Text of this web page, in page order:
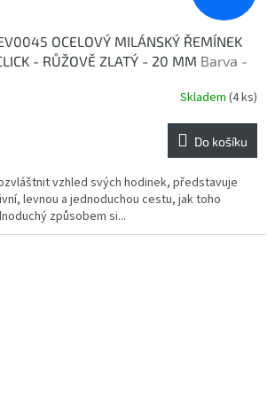
OCELOVÝ MILÁNSKÝ ŘEMÍNEK
- RŮŽOVĚ ZLATÝ - 20 MM Barva -
Skladem (4 ks)
Do košíku
vzhled svých hodinek, představuje
levnou a jednoduchou cestu, jak toho
způsobem si...